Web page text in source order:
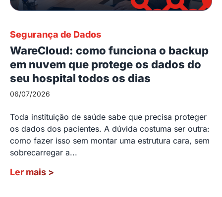
Segurança de Dados
WareCloud: como funciona o backup
em nuvem que protege os dados do
seu hospital todos os dias
06/07/2026
Toda instituição de saúde sabe que precisa proteger
os dados dos pacientes. A dúvida costuma ser outra:
como fazer isso sem montar uma estrutura cara, sem
sobrecarregar a...
Ler mais >